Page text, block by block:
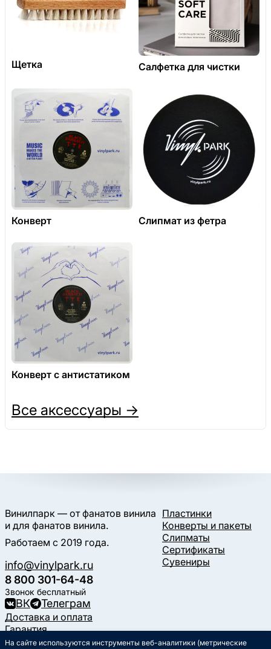
Щетка Салфетка для чистки
Конверт Слипмат из фетра
Конверт с антистатиком
Все аксессуары →
Винилпарк — от фанатов винила
и для фанатов винила.
Работаем с 2019 года.
info@vinylpark.ru
8 800 301-64-48
Звонок бесплатный
ВК Телеграм
Пластинки
Конверты и пакеты
Слипматы
Сертификаты
Сувениры
Доставка и оплата
Гарантия
Контакты
На сайте используются инструменты веб-аналитики (метрические